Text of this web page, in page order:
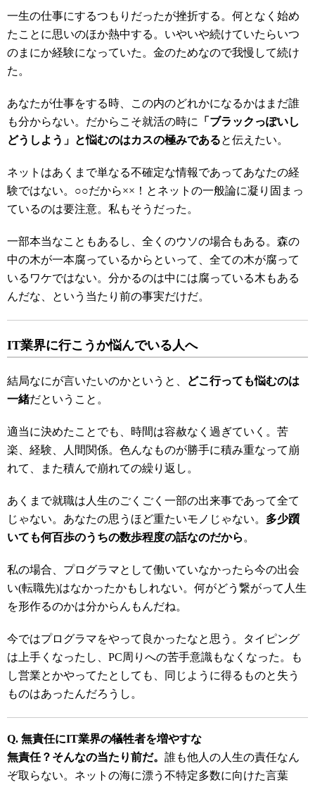
一生の仕事にするつもりだったが挫折する。何となく始め
たことに思いのほか熱中する。いやいや続けていたらいつ
のまにか経験になっていた。金のためなので我慢して続け
た。
あなたが仕事をする時、この内のどれかになるかはまだ誰
も分からない。だからこそ就活の時に
「ブラックっぽいし
どうしよう」と悩むのはカスの極みであると伝えたい。
ネットはあくまで単なる不確定な情報であってあなたの経
験ではない。○○だから××！とネットの一般論に凝り固まっ
ているのは要注意。私もそうだった。
一部本当なこともあるし、全くのウソの場合もある。森の
中の木が一本腐っているからといって、全ての木が腐って
いるワケではない。分かるのは中には腐っている木もある
んだな、という当たり前の事実だけだ。
IT業界に行こうか悩んでいる人へ
結局なにが言いたいのかというと、
どこ行っても悩むのは
一緒だということ。
適当に決めたことでも、時間は容赦なく過ぎていく。苦
楽、経験、人間関係。色んなものが勝手に積み重なって崩
れて、また積んで崩れての繰り返し。
あくまで就職は人生のごくごく一部の出来事であって全て
じゃない。あなたの思うほど重たいモノじゃない。 多少躓
いても何百歩のうちの数歩程度の話なのだから 。
私の場合、プログラマとして働いていなかったら今の出会
い(転職先)はなかったかもしれない。何がどう繋がって人生
を形作るのかは分からんもんだね。
今ではプログラマをやって良かったなと思う。タイピング
は上手くなったし、PC周りへの苦手意識もなくなった。も
し営業とかやってたとしても、同じように得るものと失う
ものはあったんだろうし。
Q. 無責任にIT業界の犠牲者を増やすな
無責任？そんなの当たり前だ。 誰も他人の人生の責任なん
ぞ取らない。ネットの海に漂う不特定多数に向けた言葉